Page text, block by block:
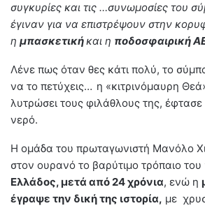
συγκυρίες και τις …συνωμοσίες του
έγιναν για να επιστρέψουν στην
η μπασκετικήκαι η ποδοσφαιρική
Λένε πως όταν θες κάτι πολύ, το
να το πετύχεις… η «κιτρινόμαυρη
λυτρώσει τους φιλάθλους της, έφτασε
νερό.
Η ομάδα του πρωταγωνιστή Μανόλο
στον ουρανό το βαρύτιμο τρόπαιο του
Ελλάδος, μετά από 24 χρόνια, ενώ η
έγραψε την δική της ιστορία, με